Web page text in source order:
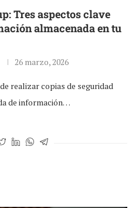
Tres aspectos clave
almacenada en tu
26 marzo, 2026
realizar copias de seguridad
de información…